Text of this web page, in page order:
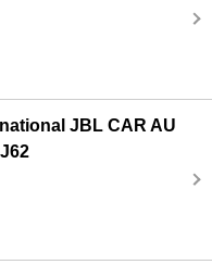
JBL CAR AU